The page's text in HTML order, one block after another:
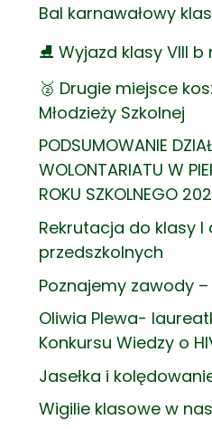
Bal karnawałowy klas
⛸️ Wyjazd klasy VIII b
🥈 Drugie miejsce
Młodzieży Szkolnej
PODSUMOWANIE
WOLONTARIATU W
ROKU SZKOLNEGO
Rekrutacja do klasy I
przedszkolnych
Poznajemy zawody –
Oliwia Plewa-
Konkursu Wiedzy o
Jasełka i
Wigilie klasowe w